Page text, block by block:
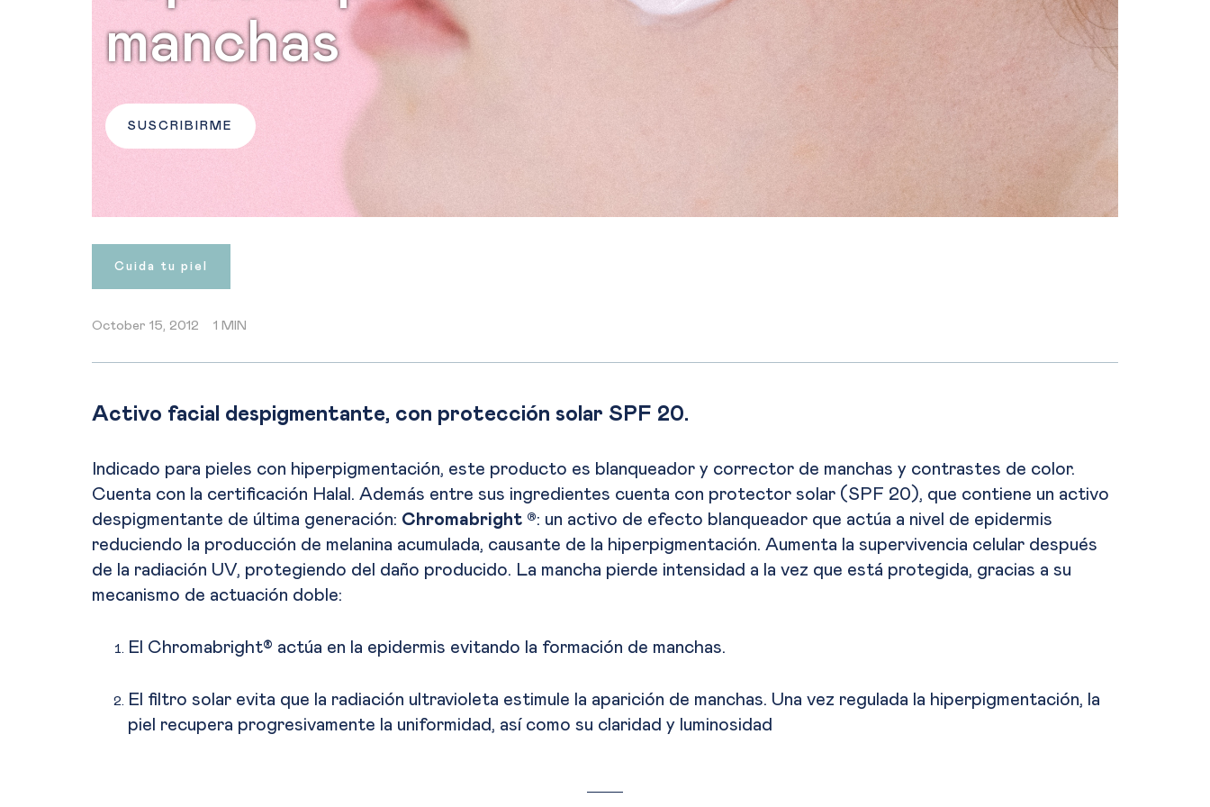
manchas
SUSCRIBIRME
Cuida tu piel
October 15, 2012 1 MIN
Activo facial despigmentante, con protección solar SPF 20.
Indicado para pieles con hiperpigmentación, este producto es blanqueador y corrector de manchas y contrastes de color.
Cuenta con la certificación Halal. Además entre sus ingredientes cuenta con protector solar (SPF 20), que contiene un activo
despigmentante de última generación: Chromabright ®: un activo de efecto blanqueador que actúa a nivel de epidermis
reduciendo la producción de melanina acumulada, causante de la hiperpigmentación. Aumenta la supervivencia celular después
de la radiación UV, protegiendo del daño producido. La mancha pierde intensidad a la vez que está protegida, gracias a su
mecanismo de actuación doble:
El Chromabright® actúa en la epidermis evitando la formación de manchas.
El filtro solar evita que la radiación ultravioleta estimule la aparición de manchas. Una vez regulada la hiperpigmentación, la
piel recupera progresivamente la uniformidad, así como su claridad y luminosidad